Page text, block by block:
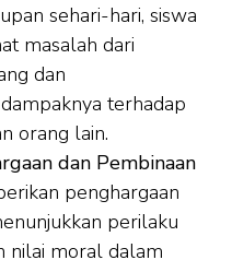
sehari-hari, siswa
masalah dari
dan
terhadap
orang lain.
dan Pembinaan
penghargaan
perilaku
nilai moral dalam